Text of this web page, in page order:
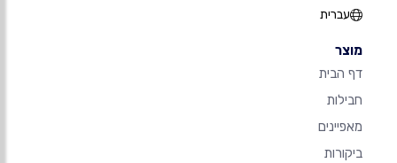
עברית
מוצר
דף הבית
חבילות
מאפיינים
ביקורות